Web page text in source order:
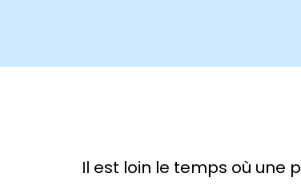
Il est loin le temps où une